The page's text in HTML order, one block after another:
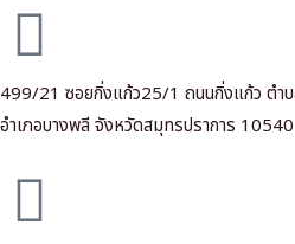
499/21 ซอยกิ่งแก้ว25/1 ถนนกิ่งแก้ว ตำบ
อำเภอบางพลี จังหวัดสมุทรปราการ 10540